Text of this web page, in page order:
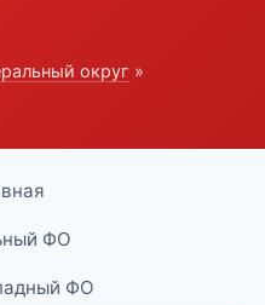
округ »
ФО
ФО